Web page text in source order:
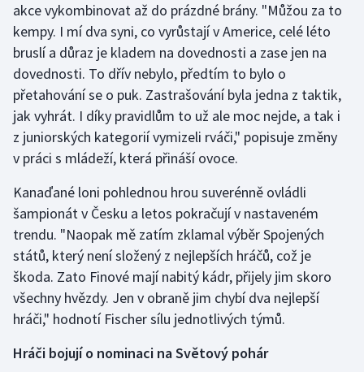
Short track
Sportovní střelba
Stolní tenis
Triatlon
Vodní slalom
Volejbal
Ostatní
akce vykombinovat až do prázdné brány. "Můžou za to
kempy. I mí dva syni, co vyrůstají v Americe, celé léto
bruslí a důraz je kladem na dovednosti a zase jen na
dovednosti. To dřív nebylo, předtím to bylo o
přetahování se o puk. Zastrašování byla jedna z taktik,
jak vyhrát. I díky pravidlům to už ale moc nejde, a tak i
z juniorských kategorií vymizeli rváči," popisuje změny
v práci s mládeží, která přináší ovoce.
Kanaďané loni pohlednou hrou suverénně ovládli
šampionát v Česku a letos pokračují v nastaveném
trendu. "Naopak mě zatím zklamal výběr Spojených
států, který není složený z nejlepších hráčů, což je
škoda. Zato Finové mají nabitý kádr, přijely jim skoro
všechny hvězdy. Jen v obraně jim chybí dva nejlepší
hráči," hodnotí Fischer sílu jednotlivých týmů.
Hráči bojují o nominaci na Světový pohár